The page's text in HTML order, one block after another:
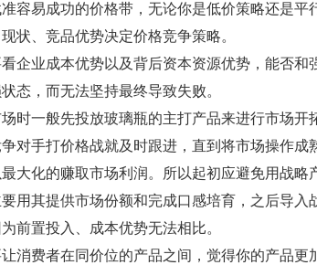
易成功的价格带，无论你是低价策略还是平
状、竞品优势决定价格竞争策略。
业成本优势以及背后资本资源优势，能否和
态，而无法坚持最终导致失败。
一般先投放玻璃瓶的主打产品来进行市场开
对手打价格战就及时跟进，直到将市场操作成
大化的赚取市场利润。所以起初应避免用战略
用其提供市场份额和完成口感培育，之后导入
前置投入、成本优势无法相比。
费者在同价位的产品之间，觉得你的产品更加